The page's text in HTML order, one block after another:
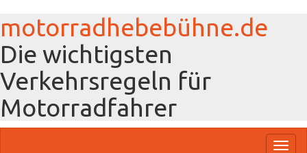
motorradhebebühne.de
Die wichtigsten
Verkehrsregeln für
Motorradfahrer